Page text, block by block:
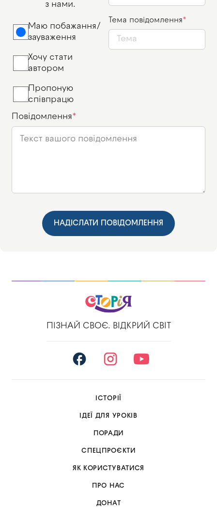
з нами.
Маю побажання/
зауваження
Хочу стати
автором
Пропоную
співпрацю
Тема повідомлення
Повідомлення
НАДІСЛАТИ ПОВІДОМЛЕННЯ
ПІЗНАЙ СВОЄ. ВІДКРИЙ СВІТ
ІСТОРІЇ
ІДЕЇ ДЛЯ УРОКІВ
ПОРАДИ
СПЕЦПРОЄКТИ
ЯК КОРИСТУВАТИСЯ
ПРО НАС
ДОНАТ